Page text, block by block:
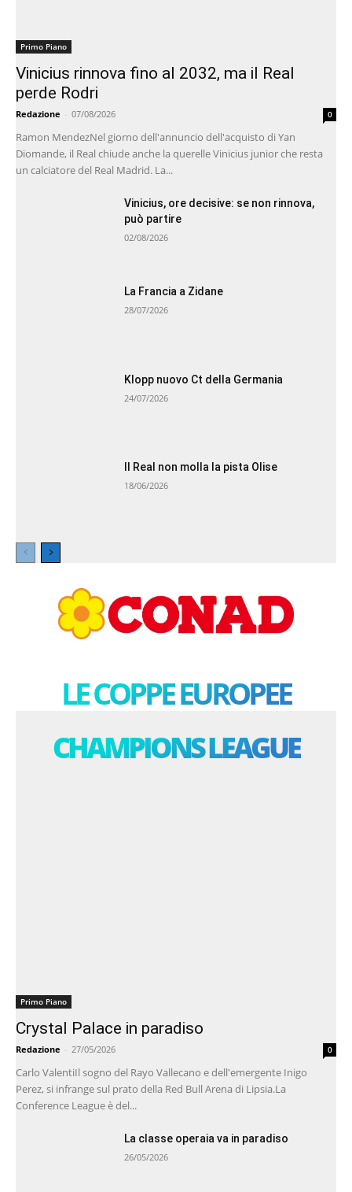
Primo Piano
Vinicius rinnova fino al 2032, ma il Real
perde Rodri
Redazione - 07/08/2026 0
Ramon MendezNel giorno dell'annuncio dell'acquisto di Yan
Diomande, il Real chiude anche la querelle Vinicius junior che resta
un calciatore del Real Madrid. La...
Vinicius, ore decisive: se non rinnova,
può partire
02/08/2026
La Francia a Zidane
28/07/2026
Klopp nuovo Ct della Germania
24/07/2026
Il Real non molla la pista Olise
18/06/2026
LE COPPE EUROPEE
CHAMPIONS LEAGUE
Primo Piano
Crystal Palace in paradiso
Redazione - 27/05/2026 0
Carlo ValentiIl sogno del Rayo Vallecano e dell'emergente Inigo
Perez, si infrange sul prato della Red Bull Arena di Lipsia.La
Conference League è del...
La classe operaia va in paradiso
26/05/2026